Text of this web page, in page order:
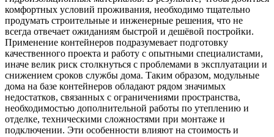
комфортных условий проживания, необходимо тщательно
продумать строительные и инженерные решения, что не
всегда отвечает ожиданиям быстрой и дешёвой постройки.
Применение контейнеров подразумевает подготовку
качественного проекта и работу с опытными специалистами,
иначе велик риск столкнуться с проблемами в эксплуатации и
снижением сроков службы дома. Таким образом, модульные
дома на базе контейнеров обладают рядом значимых
недостатков, связанных с ограничениями пространства,
необходимостью дополнительной работы по утеплению и
отделке, техническими сложностями при монтаже и
подключении. Эти особенности влияют на стоимость и